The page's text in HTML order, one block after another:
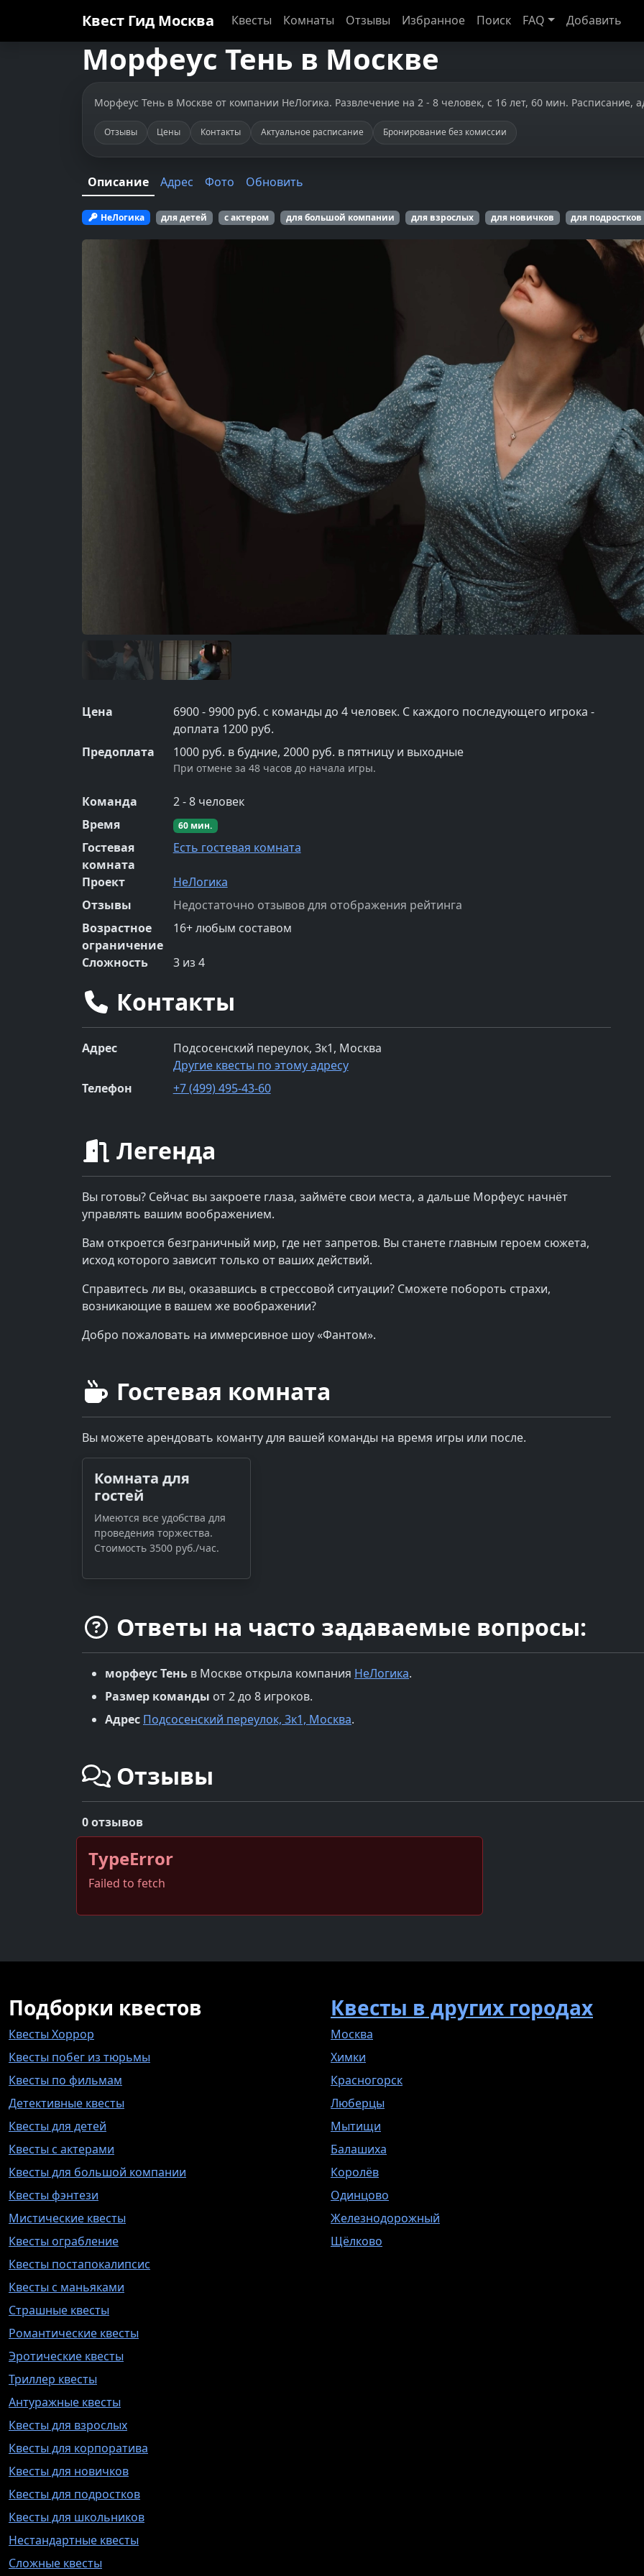
Квест Гид Москва Квесты Комнаты Отзывы Избранное Поиск FAQ Добавить
Морфеус Тень в Москве
Морфеус Тень в Москве от компании НеЛогика. Развлечение на 2 - 8 человек, с 16 лет, 60 мин. Расписание,
Отзывы Цены Контакты Актуальное расписание Бронирование без комиссии
Описание Адрес Фото Обновить
НеЛогика для детей с актером для большой компании для взрослых для новичков для подростков
Цена
6900 - 9900 руб. с команды до 4 человек. С каждого последующего игрока -
доплата 1200 руб.
Предоплата
1000 руб. в будние, 2000 руб. в пятницу и выходные
При отмене за 48 часов до начала игры.
Команда 2-8человек
Время
60 мин.
Гостевая
комната
Есть гостевая комната
Проект
НеЛогика
Отзывы
Недостаточно отзывов для отображения рейтинга
Возрастное
ограничение
16+любым составом
Сложность 3из 4
Контакты
Адрес
Подсосенский переулок, 3к1, Москва
Другие квесты по этому адресу
Телефон
+7 (499) 495-43-60
Легенда
Вы готовы? Сейчас вы закроете глаза, займёте свои места, а дальше Морфеус начнёт
управлять вашим воображением.
Вам откроется безграничный мир, где нет запретов. Вы станете главным героем сюжета,
исход которого зависит только от ваших действий.
Справитесь ли вы, оказавшись в стрессовой ситуации? Сможете побороть страхи,
возникающие в вашем же воображении?
Добро пожаловать на иммерсивное шоу «Фантом».
Гостевая комната
Вы можете арендовать команту для вашей команды на время игры или после.
Комната для
гостей
Имеются все удобства для
проведения торжества.
Стоимость 3500 руб./час.
Ответы на часто задаваемые вопросы:
морфеусТень в Москве открыла компания НеЛогика.
Размер команды от 2 до 8 игроков.
Адрес Подсосенский переулок, 3к1, Москва.
Отзывы
0 отзывов
TypeError
Failed to fetch
Подборки квестов
Квесты Хоррор
Квесты побег из тюрьмы
Квесты по фильмам
Детективные квесты
Квесты для детей
Квесты с актерами
Квесты для большой компании
Квесты фэнтези
Мистические квесты
Квесты ограбление
Квесты постапокалипсис
Квесты с маньяками
Страшные квесты
Романтические квесты
Эротические квесты
Триллер квесты
Антуражные квесты
Квесты для взрослых
Квесты для корпоратива
Квесты для новичков
Квесты для подростков
Квесты для школьников
Нестандартные квесты
Сложные квесты
Квесты в других городах
Москва
Химки
Красногорск
Люберцы
Мытищи
Балашиха
Королёв
Одинцово
Железнодорожный
Щёлково